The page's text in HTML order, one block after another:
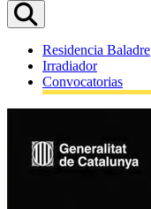
Residencia Baladre
Irradiador
Convocatorias